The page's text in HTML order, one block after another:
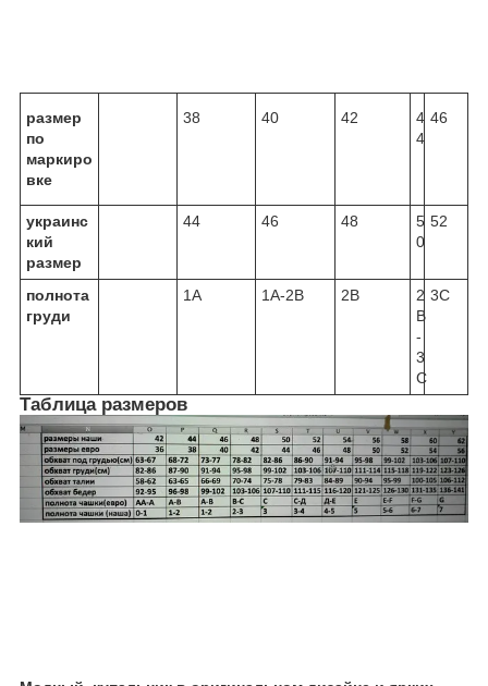
размер
по
маркиро
вке
38 40 42
4
4
46
украинс
кий
размер
44 46 48
5
0
52
полнота
груди
1A 1A-2B 2B
2
B
-
3
C
3C
Таблица размеров